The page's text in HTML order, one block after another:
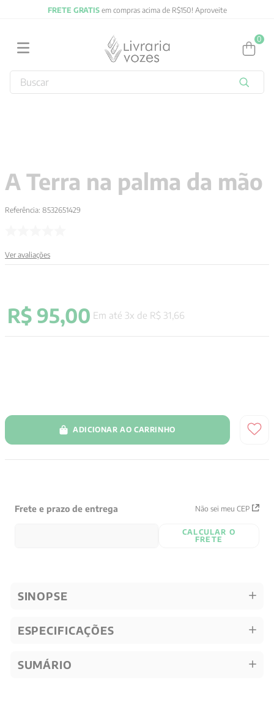
FRETE GRATISem compras acima de R$150! Aproveite
0
Buscar
A Terra na palma da mão
Referência: 8532651429
Ver avaliações
R$ 95,00 Em até 3x de R$ 31 66
ADICIONAR AO CARRINHO
Frete e prazo de entrega Não sei meu CEP
CALCULAR O
FRETE
SINOPSE
ESPECIFICAÇÕES
SUMÁRIO
jung
5 pré venda
10 anselm grun